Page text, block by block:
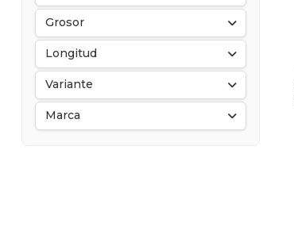
Grosor
Longitud
Variante
Marca